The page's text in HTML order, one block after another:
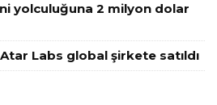
yolculuğuna 2 milyon dolar
Labs global şirkete satıldı